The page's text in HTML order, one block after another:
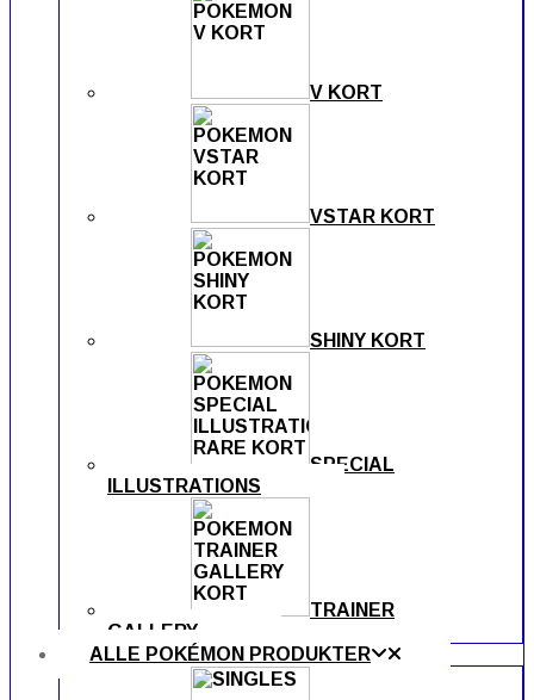
V KORT
VSTAR KORT
SHINY KORT
SPECIAL
ILLUSTRATIONS
TRAINER
GALLERY
ALLE POKÉMON PRODUKTER